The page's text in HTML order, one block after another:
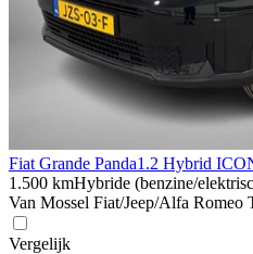
Fiat Grande Panda1.2 Hybrid
1.500 kmHybride (benzine/
Van Mossel Fiat/Jeep/Alfa
Vergelijk